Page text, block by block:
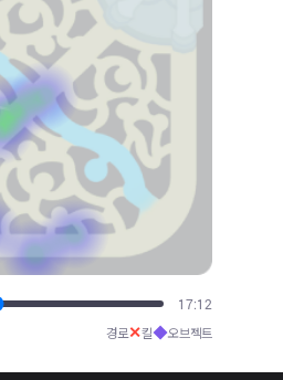
18:56
경로✕킬◆오브젝트